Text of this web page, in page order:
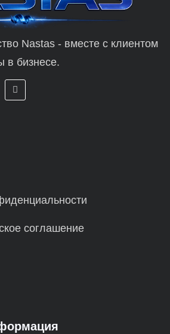
Nastas - вместе с клиентом
в бизнесе.
соглашение